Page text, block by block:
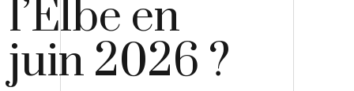
l’Elbe en
juin 2026 ?